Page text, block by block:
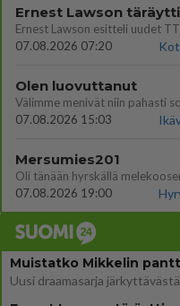
07.08.2026 07:20
Olen luovuttanut
07.08.2026 15:03
Mersumies201
07.08.2026 19:00
Muistatko Mikkelin